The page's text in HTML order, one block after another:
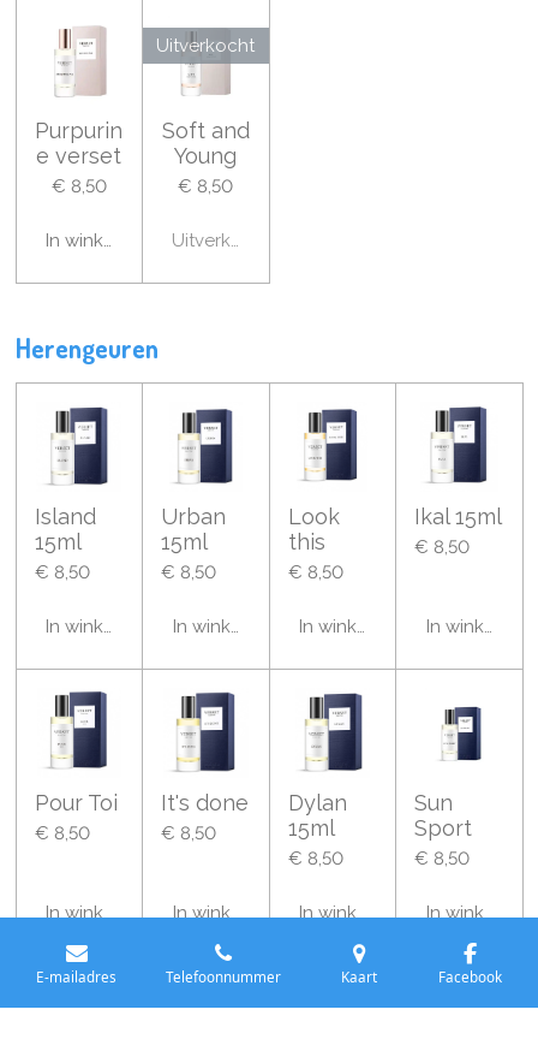
Purpurin
e verset
€ 8,50
In winkelwagen
Uitverkocht
Soft and
Young
€ 8,50
Uitverkocht
Herengeuren
Island
15ml
€ 8,50
In winkelwagen
Urban
15ml
€ 8,50
In winkelwagen
Look
this
€ 8,50
In winkelwagen
Ikal 15ml
€ 8,50
In
Pour Toi
€ 8,50
In winkelwagen
It's done
€ 8,50
In winkelwagen
Dylan
15ml
€ 8,50
In winkelwagen
Sun
Sport
€ 8,50
In
E-mailadres Telefoonnummer Kaart Facebook